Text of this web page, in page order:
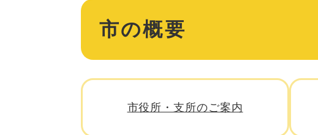
マイナンバー
税金
ごみ・リサイクル
本
市の概要
市役所・支所のご案内